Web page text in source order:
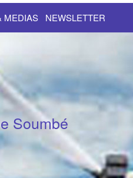
MEDIAS NEWSLETTER
Soumbé